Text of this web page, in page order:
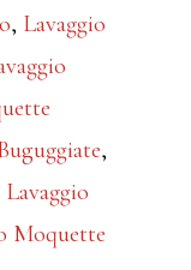
, Lavaggio
,
Lavaggio
Moquette